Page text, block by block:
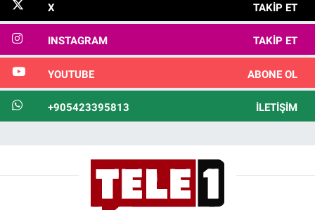
X TAKIP ET
INSTAGRAM TAKIP ET
YOUTUBE ABONE OL
+905423395813 İLETIŞIM